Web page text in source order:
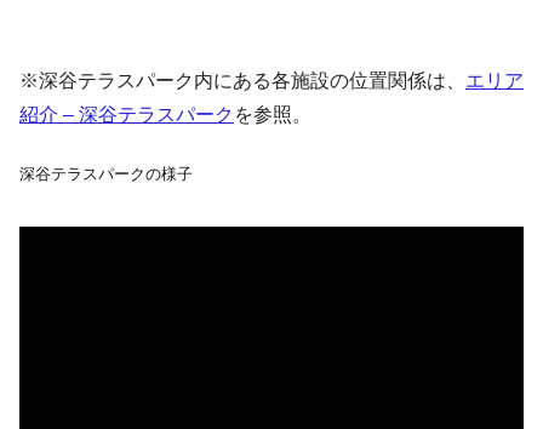
※深谷テラスパーク内にある各施設の位置関係は、 エリア
紹介 – 深谷テラスパーク を参照。
深谷テラスパークの様子